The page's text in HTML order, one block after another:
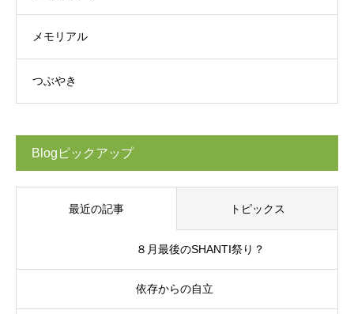
メモリアル
つぶやき
Blogピックアップ
最近の記事 トピックス
８月最後のSHANTI祭り？
依存からの自立